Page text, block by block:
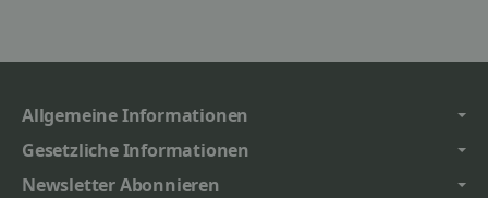
Allgemeine Informationen
Gesetzliche Informationen
Newsletter Abonnieren